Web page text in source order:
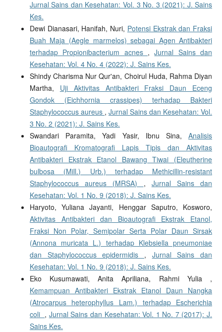
Jurnal Sains dan Kesehatan: Vol. 3 No. 3 (2021): J. Sains
Kes.
Dewi Dianasari, Hanifah, Nuri, Potensi Ekstrak dan Fraksi
Buah Maja (Aegle marmelos) sebagai Agen Antibakteri
terhadap Propionibacterium acnes ,Jurnal Sains dan
Kesehatan: Vol. 4 No. 4 (2022): J. Sains Kes.
Shindy Charisma Nur Qur'an, Choirul Huda, Rahma Diyan
Martha, Uji Aktivitas Antibakteri Fraksi Daun Eceng
Gondok (Eichhornia crassipes) terhadap Bakteri
Staphylococcus aureus ,Jurnal Sains dan Kesehatan: Vol.
3 No. 2 (2021): J. Sains Kes.
Swandari Paramita, Yadi Yasir, Ibnu Sina,Analisis
Bioautografi Kromatografi Lapis Tipis dan Aktivitas
Antibakteri Ekstrak Etanol Bawang Tiwai (Eleutherine
bulbosa (Mill.) Urb.) terhadap Methicillin-resistant
Staphylococcus aureus (MRSA) , Jurnal Sains dan
Kesehatan: Vol. 1 No. 9 (2018): J. Sains Kes.
Haryoto, Yuliana Jayanti, Henggar Saputro, Kosworo,
Aktivitas Antibakteri dan Bioautografi Ekstrak Etanol,
Fraksi Non Polar, Semipolar Serta Polar Daun Sirsak
(Annona muricata L.) terhadap Klebsiella pneumoniae
dan Staphylococcus epidermidis , Jurnal Sains dan
Kesehatan: Vol. 1 No. 9 (2018): J. Sains Kes.
Eko Kusumawati, Anita Apriliana, Rahmi Yulia ,
Kemampuan Antibakteri Ekstrak Etanol Daun Nangka
(Atrocarpus heterophyllus Lam.) terhadap Escherichia
coli , Jurnal Sains dan Kesehatan: Vol. 1 No. 7 (2017): J.
Sains Kes.